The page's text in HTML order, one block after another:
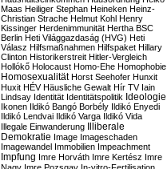
Maas Heiliger Stephan Heineken Heinz-
Christian Strache Helmut Kohl Henry
Kissinger Herdenimmunität Hertha BSC
Berlin Heti Világgazdaság (HVG) Heti
Válasz Hilfsmaßnahmen Hilfspaket Hillary
Clinton Historikerstreit Hitler-Vergleich
Hollókő Holocaust Homo-Ehe Homophobie
Homosexualität Horst Seehofer Hunxit
Huxit HÉV Häusliche Gewalt Hír TV Iain
Lindsay Identität Identitätspolitik Ideologie
Ikonen Ildikó Bangó Borbély Ildikó Enyedi
Ildikó Lendvai Ildikó Varga Ildikó Vida
Illegale Einwanderung Illiberale
Demokratie Image Imageschaden
Imagewandel Immobilien Impeachment
Impfung Imre Horváth Imre Kertész Imre